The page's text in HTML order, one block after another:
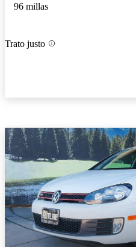
96 millas
Trato justo